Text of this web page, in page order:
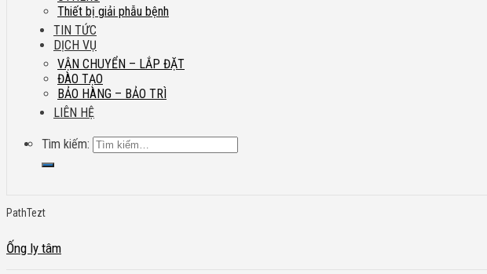
Thiết bị giải phẫu bệnh
TIN TỨC
DỊCH VỤ
VẬN CHUYỂN – LẮP ĐẶT
ĐÀO TẠO
BẢO HÀNG – BẢO TRÌ
LIÊN HỆ
Tìm kiếm:
PathTezt
Ống ly tâm